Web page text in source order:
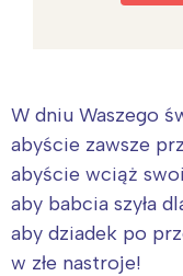
W dniu Waszego
abyście zawsze
abyście wciąż
aby babcia szyła
aby dziadek po
w złe nastroje!